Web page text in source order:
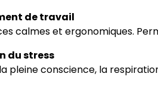
de travail
calmes et ergonomiques.
du stress
pleine conscience, la